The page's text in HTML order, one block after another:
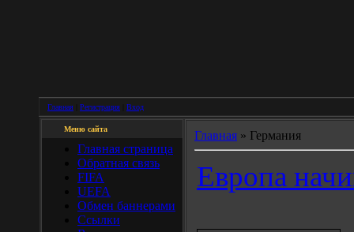
Главная Регистрация Вход
Меню сайта
Главная страница
Обратная связь
FIFA
UEFA
Обмен баннерами
Ссылки
Главная » Германия
Европа